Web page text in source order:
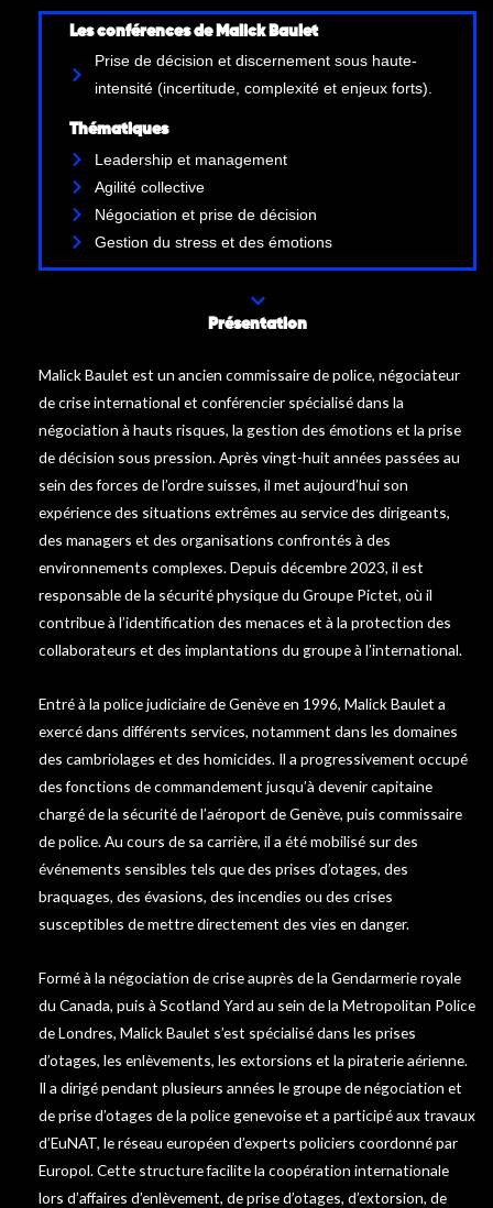
Les conférences de Malick Baulet
Prise de décision et discernement sous haute-
intensité (incertitude, complexité et enjeux forts).
Thématiques
Leadership et management
Agilité collective
Négociation et prise de décision
Gestion du stress et des émotions
Présentation
Malick Baulet est un ancien commissaire de police, négociateur
de crise international et conférencier spécialisé dans la
négociation à hauts risques, la gestion des émotions et la prise
de décision sous pression. Après vingt-huit années passées au
sein des forces de l’ordre suisses, il met aujourd’hui son
expérience des situations extrêmes au service des dirigeants,
des managers et des organisations confrontés à des
environnements complexes. Depuis décembre 2023, il est
responsable de la sécurité physique du Groupe Pictet, où il
contribue à l’identification des menaces et à la protection des
collaborateurs et des implantations du groupe à l’international.
Entré à la police judiciaire de Genève en 1996, Malick Baulet a
exercé dans différents services, notamment dans les domaines
des cambriolages et des homicides. Il a progressivement occupé
des fonctions de commandement jusqu’à devenir capitaine
chargé de la sécurité de l’aéroport de Genève, puis commissaire
de police. Au cours de sa carrière, il a été mobilisé sur des
événements sensibles tels que des prises d’otages, des
braquages, des évasions, des incendies ou des crises
susceptibles de mettre directement des vies en danger.
Formé à la négociation de crise auprès de la Gendarmerie royale
du Canada, puis à Scotland Yard au sein de la Metropolitan Police
de Londres, Malick Baulet s’est spécialisé dans les prises
d’otages, les enlèvements, les extorsions et la piraterie aérienne.
Il a dirigé pendant plusieurs années le groupe de négociation et
de prise d’otages de la police genevoise et a participé aux travaux
d’EuNAT, le réseau européen d’experts policiers coordonné par
Europol. Cette structure facilite la coopération internationale
lors d’affaires d’enlèvement, de prise d’otages, d’extorsion, de